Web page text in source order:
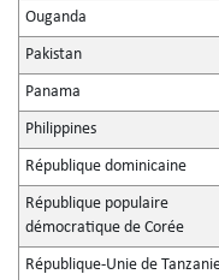
Ouganda
Pakistan
Panama
Philippines
République dominicaine
République populaire
démocratique de Corée
République-Unie de